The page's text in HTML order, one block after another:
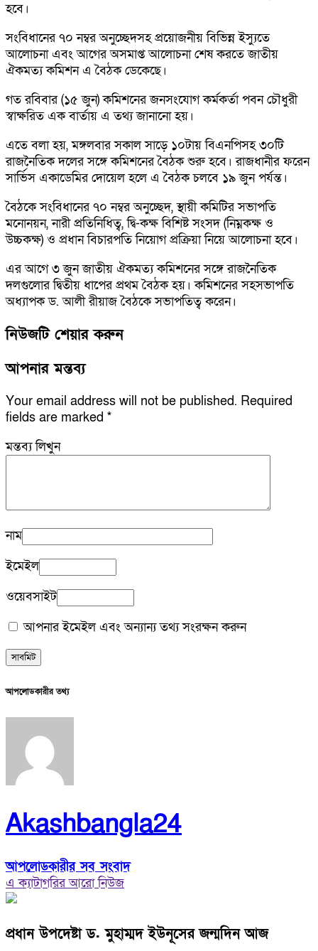
হবে।
সংবিধানের ৭০ নম্বর অনুচ্ছেদসহ প্রয়োজনীয় বিভিন্ন ইস্যুতে
আলোচনা এবং আগের অসমাপ্ত আলোচনা শেষ করতে জাতীয়
ঐকমত্য কমিশন এ বৈঠক ডেকেছে।
গত রবিবার (১৫ জুন) কমিশনের জনসংযোগ কর্মকর্তা পবন চৌধুরী
স্বাক্ষরিত এক বার্তায় এ তথ্য জানানো হয়।
এতে বলা হয়, মঙ্গলবার সকাল সাড়ে ১০টায় বিএনপিসহ ৩০টি
রাজনৈতিক দলের সঙ্গে কমিশনের বৈঠক শুরু হবে। রাজধানীর ফরেন
সার্ভিস একাডেমির দোয়েল হলে এ বৈঠক চলবে ১৯ জুন পর্যন্ত।
বৈঠকে সংবিধানের ৭০ নম্বর অনুচ্ছেদ, স্থায়ী কমিটির সভাপতি
মনোনয়ন, নারী প্রতিনিধিত্ব, দ্বি-কক্ষ বিশিষ্ট সংসদ (নিম্নকক্ষ ও
উচ্চকক্ষ) ও প্রধান বিচারপতি নিয়োগ প্রক্রিয়া নিয়ে আলোচনা হবে।
এর আগে ৩ জুন জাতীয় ঐকমত্য কমিশনের সঙ্গে রাজনৈতিক
দলগুলোর দ্বিতীয় ধাপের প্রথম বৈঠক হয়। কমিশনের সহসভাপতি
অধ্যাপক ড. আলী রীয়াজ বৈঠকে সভাপতিত্ব করেন।
নিউজটি শেয়ার করুন
আপনার মন্তব্য
Your email address will not be published. Required
fields are marked *
মন্তব্য লিখুন
নাম
ইমেইল
ওয়েবসাইট
আপনার ইমেইল এবং অন্যান্য তথ্য সংরক্ষন করুন
আপলোডকারীর তথ্য
Akashbangla24
আপলোডকারীর সব সংবাদ
এ ক্যাটাগরির আরো নিউজ
প্রধান উপদেষ্টা ড. মুহাম্মদ ইউনূসের জন্মদিন আজ